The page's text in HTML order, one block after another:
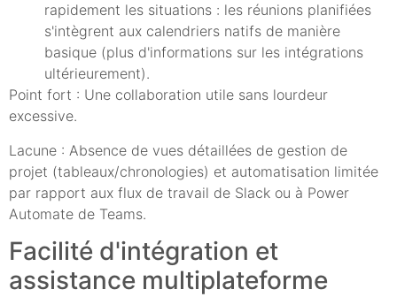
rapidement les situations : les réunions planifiées
s'intègrent aux calendriers natifs de manière
basique (plus d'informations sur les intégrations
ultérieurement).
Point fort : Une collaboration utile sans lourdeur
excessive.
Lacune : Absence de vues détaillées de gestion de
projet (tableaux/chronologies) et automatisation limitée
par rapport aux flux de travail de Slack ou à Power
Automate de Teams.
Facilité d'intégration et
assistance multiplateforme